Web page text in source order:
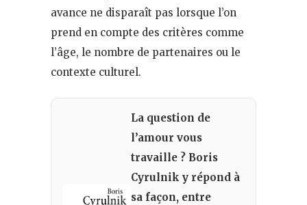
avance ne disparaît pas lorsque l’on
prend en compte des critères comme
l’âge, le nombre de partenaires ou le
contexte culturel.
La question de
l’amour vous
travaille ? Boris
Cyrulnik y répond à
sa façon, entre